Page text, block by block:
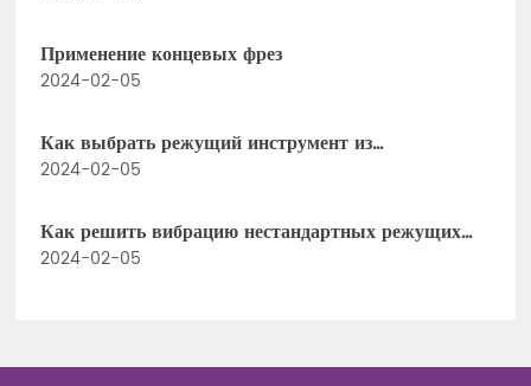
Применение концевых фрез
2024-02-05
Как выбрать режущий инструмент из
вольфрамовой стали при использовании фрез с
2024-02-05
Как решить вибрацию нестандартных режущих
инструментов
2024-02-05